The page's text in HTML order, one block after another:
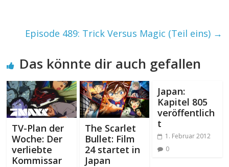
Episode 489: Trick Versus Magic (Teil eins) →
Das könnte dir auch gefallen
TV-Plan der
Woche: Der
verliebte
Kommissar
The Scarlet
Bullet: Film
24 startet in
Japan
Japan:
Kapitel 805
veröffentlich
t
1. Februar 2012
0